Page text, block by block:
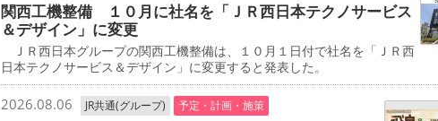
関西工機整備 １０月に社名を「ＪＲ西日本テクノサービス
＆デザイン」に変更
ＪＲ西日本グループの関西工機整備は、１０月１日付で社名を「ＪＲ西
日本テクノサービス＆デザイン」に変更すると発表した。
2026.08.06 JR共通(グループ) 予定・計画・施策